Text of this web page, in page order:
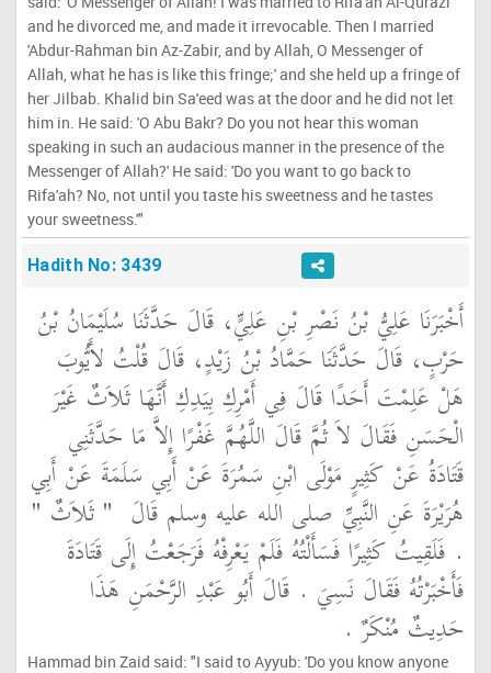
and he divorced me, and made it irrevocable. Then I married
'Abdur-Rahman bin Az-Zabir, and by Allah, O Messenger of
Allah, what he has is like this fringe;' and she held up a fringe of
her Jilbab. Khalid bin Sa'eed was at the door and he did not let
him in. He said: 'O Abu Bakr? Do you not hear this woman
speaking in such an audacious manner in the presence of the
Messenger of Allah?' He said: 'Do you want to go back to
Rifa'ah? No, not until you taste his sweetness and he tastes
your sweetness.'"
Hadith No: 3439
أَخْبَرَنَا عَلِيُّ بْنُ نَصْرِ بْنِ عَلِيٍّ، قَالَ حَدَّثَنَا سُلَيْمَانُ بْنُ
حَرْبٍ، قَالَ حَدَّثَنَا حَمَّادُ بْنُ زَيْدٍ، قَالَ قُلْتُ لأَيُّوبَ
هَلْ عَلِمْتَ أَحَدًا قَالَ فِي أَمْرِكِ بِيَدِكِ أَنَّهَا ثَلاَثٌ غَيْرَ
الْحَسَنِ فَقَالَ لاَ ثُمَّ قَالَ اللَّهُمَّ غَفْرًا إِلاَّ مَا حَدَّثَنِي
قَتَادَةُ عَنْ كَثِيرٍ مَوْلَى ابْنِ سَمُرَةَ عَنْ أَبِي سَلَمَةَ عَنْ أَبِي
هُرَيْرَةَ عَنِ النَّبِيِّ صلى الله عليه وسلم قَالَ ‏ "‏ ثَلاَثٌ ‏"
‏.‏ فَلَقِيتُ كَثِيرًا فَسَأَلْتُهُ فَلَمْ يَعْرِفْهُ فَرَجَعْتُ إِلَى قَتَادَةَ
فَأَخْبَرْتُهُ فَقَالَ نَسِيَ ‏.‏ قَالَ أَبُو عَبْدِ الرَّحْمَنِ هَذَا
حَدِيثٌ مُنْكَرٌ ‏.‏
Hammad bin Zaid said: "I said to Ayyub: 'Do you know anyone